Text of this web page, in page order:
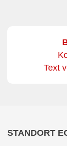
Text
STANDORT